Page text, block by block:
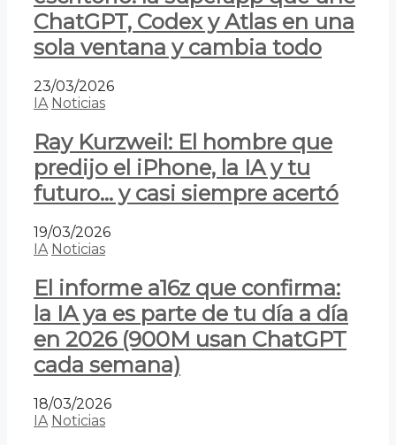
ChatGPT, Codex y Atlas en una
sola ventana y cambia todo
23/03/2026
IA Noticias
Ray Kurzweil: El hombre que
predijo el iPhone, la IA y tu
futuro… y casi siempre acertó
19/03/2026
IA Noticias
El informe a16z que confirma:
la IA ya es parte de tu día a día
en 2026 (900M usan ChatGPT
cada semana)
18/03/2026
IA Noticias